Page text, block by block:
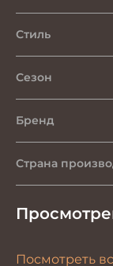
Стиль
Сезон
Бренд
Страна
Посмотреть